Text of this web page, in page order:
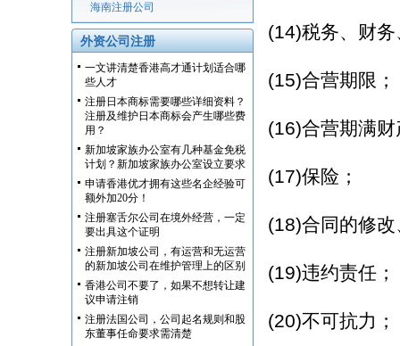
海南注册公司
外资公司注册
一文讲清楚香港高才通计划适合哪
些人才
注册日本商标需要哪些详细资料？
注册及维护日本商标会产生哪些费
用？
新加坡家族办公室有几种基金免税
计划？新加坡家族办公室设立要求
申请香港优才拥有这些名企经验可
额外加20分！
注册塞舌尔公司在境外经营，一定
要出具这个证明
注册新加坡公司，有运营和无运营
的新加坡公司在维护管理上的区别
香港公司不要了，如果不想转让建
议申请注销
注册法国公司，公司起名规则和股
东董事任命要求需清楚
(14)税务、财
(15)合营期限；
(16)合营期满
(17)保险；
(18)合同的修
(19)违约责任；
(20)不可抗力；